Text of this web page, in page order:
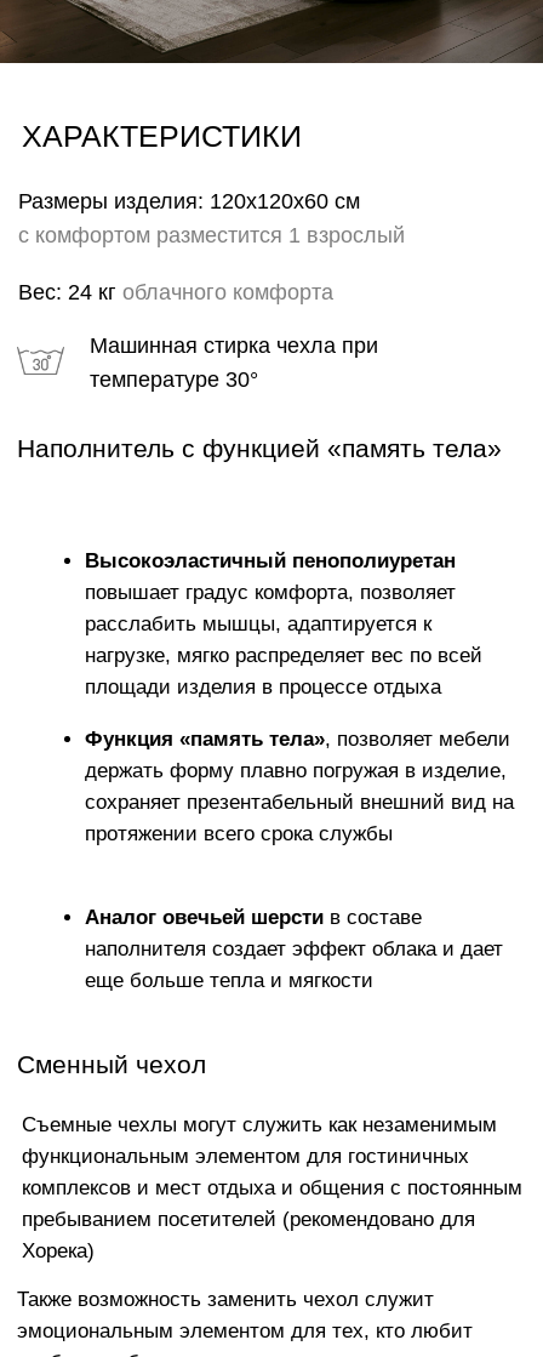
ГАРАНТИИ
в течении 5 лет
ИСКЛЮЧИТЕЛЬНАЯ
МЯГКОСТЬ
Устраивайтесь поудобнее на своем пуфе в течение
нескольких часов, читайте книгу, играйте, смотрите
фильмы, вздремните или расслабьтесь вместе со
своими любимыми.
ПРИЯТНАЯ К ТЕЛУ И
Что касается ткани, взамен тактильно
Оксфорда мы предлагаем широкий выбор
Европейского производства.